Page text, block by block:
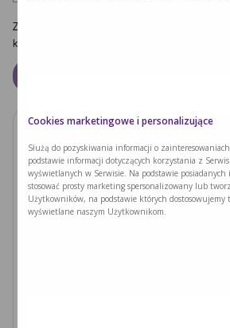
Zapamiętaj moje dane w tej przeglądarce
komentarzy.
Zobacz również
PODUSZKI Z PAPIERU
JACKFRUITEM I
Cookies marketingowe i personalizujące
Służą do pozyskiwania informacji o
podstawie informacji dotyczących korzystania z
wyświetlanych w Serwisie. Na podstawie posiadanych
stosować prosty marketing spersonalizowany lub
Użytkowników, na podstawie których dostosowujemy
wyświetlane naszym Użytkownikom.